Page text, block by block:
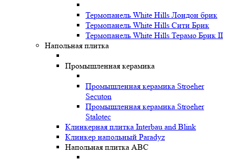
Термопанель White Hills Лондон брик
Термопанель White Hills Сити Брик
Термопанель White Hills Терамо Брик II
Напольная плитка
Промышленная керамика
Промышленная керамика Stroeher
Secuton
Промышленная керамика Stroeher
Stalotec
Клинкерная плитка Interbau and Blink
Клинкер напольный Paradyz
Напольная плитка ABC